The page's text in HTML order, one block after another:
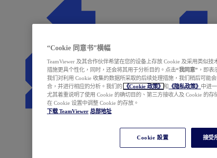
“Cookie 同意书”横幅
TeamViewer 及其合作伙伴希望在您的设备上存放 Cookie 及采用类似
措施更具个性化，同时，还会将其用于分析目的。点击“我同意” ，即表
我们对利用 Cookie 收集的数据所采取的后续处理措施，我们稍后可能
合，并进行相应的分析。我们的
《Cookie 政策》 和 《隐私政策》 中进
尤其着重说明了使用 Cookie 的确切目的、第三方接收人及 Cookie 的
在 Cookie 设置中调整 Cookie 的存放。
下载 TeamViewer 总部地址
Cookie 設置 接受